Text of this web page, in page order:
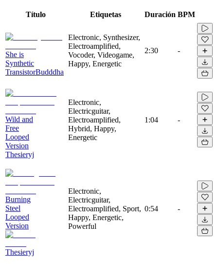
Título Etiquetas Duración BPM
She is
Synthetic
TransistorBudddha
Electronic, Synthesizer,
Electroamplified,
Vocoder, Videogame,
Happy, Energetic
2:30 -
Wild and
Free
Looped
Version
Thesieryj
Electronic,
Electricguitar,
Electroamplified,
Hybrid, Happy,
Energetic
1:04 -
Burning
Steel
Looped
Version
Thesieryj
Electronic,
Electricguitar,
Electroamplified, Sport,
Happy, Energetic,
Powerful
0:54 -